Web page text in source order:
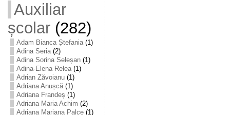
Auxiliar
școlar(282)
Adam Bianca Ștefania(1)
Adina Seria(2)
Adina Sorina Seleșan(1)
Adina-Elena Relea(1)
Adrian Zăvoianu(1)
Adriana Anușcă(1)
Adriana Frandeș (1)
Adriana Maria Achim (2)
Adriana Mariana Palce(1)